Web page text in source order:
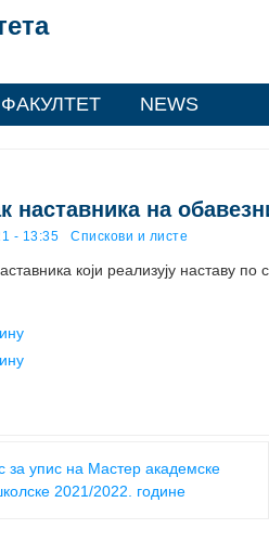
ФАКУЛТЕТ NEWS
наставника на
- 13:35 Спискови и листе
који реализују
за упис на Мастер академске
2021/2022. године